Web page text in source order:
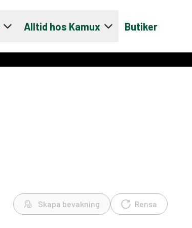
Alltid hos Kamux Butiker
Skapa bevakning Rensa